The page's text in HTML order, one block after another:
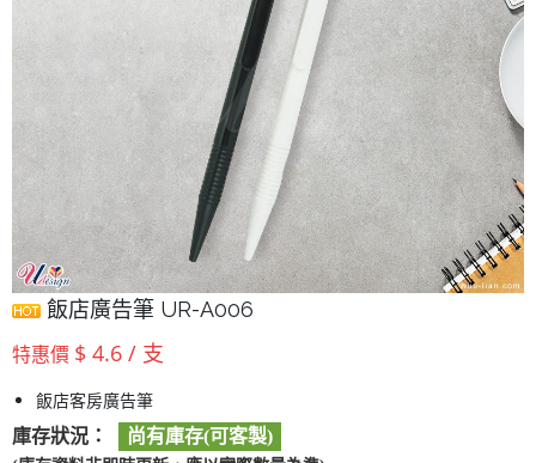
飯店廣告筆 UR-A006
特惠價 $ 4.6 / 支
飯店客房廣告筆
庫存狀況： 尚有庫存(可客製)